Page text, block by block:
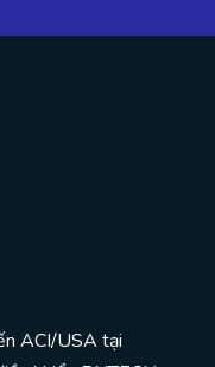
ACI/USA tại